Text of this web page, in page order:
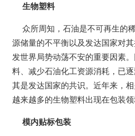
生物塑料
众所周知，石油是不可再生的
源储量的不平衡以及发达国家对
发世界局势动荡不安的重要因素
料、减少石油化工资源消耗，已
其是发达国家的共识。近年来，
越来越多的生物塑料出现在包装领
模内贴标包装